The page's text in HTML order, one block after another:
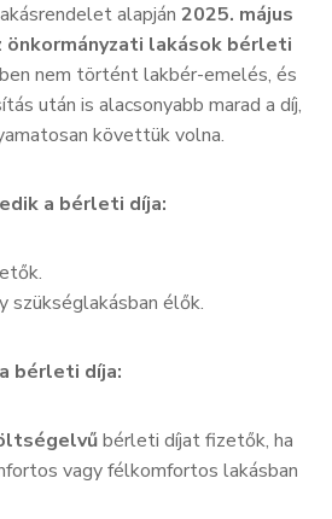
alapján 2025. május
lakások bérleti
nem történt lakbér-emelés, és
után is alacsonyabb marad a díj,
követtük volna.
a bérleti díja:
szükséglakásban élők.
bérleti díja:
bérleti díjat fizetők, ha
vagy félkomfortos lakásban